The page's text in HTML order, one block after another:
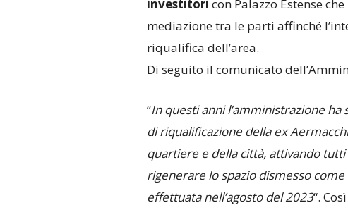
investitori con Palazzo Estense
mediazione tra le parti affinché
riqualifica dell’area.
Di seguito il comunicato
In questi anni l’amministrazione
di riqualificazione della ex
quartiere e della città, attivando
rigenerare lo spazio dismesso come
effettuata nell’agosto del 2023“.